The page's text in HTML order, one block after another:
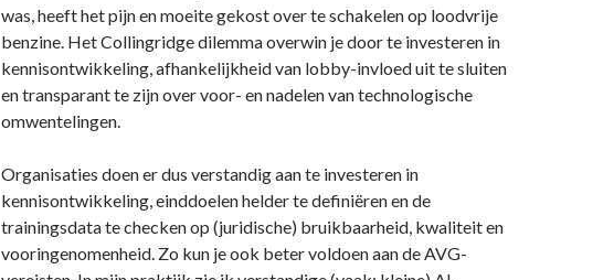
was, heeft het pijn en moeite gekost over te schakelen op loodvrije
benzine. Het Collingridge dilemma overwin je door te investeren in
kennisontwikkeling, afhankelijkheid van lobby-invloed uit te sluiten
en transparant te zijn over voor- en nadelen van technologische
omwentelingen.
Organisaties doen er dus verstandig aan te investeren in
kennisontwikkeling, einddoelen helder te definiëren en de
trainingsdata te checken op (juridische) bruikbaarheid, kwaliteit en
vooringenomenheid. Zo kun je ook beter voldoen aan de AVG-